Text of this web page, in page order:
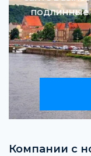
подлинные
Компании с